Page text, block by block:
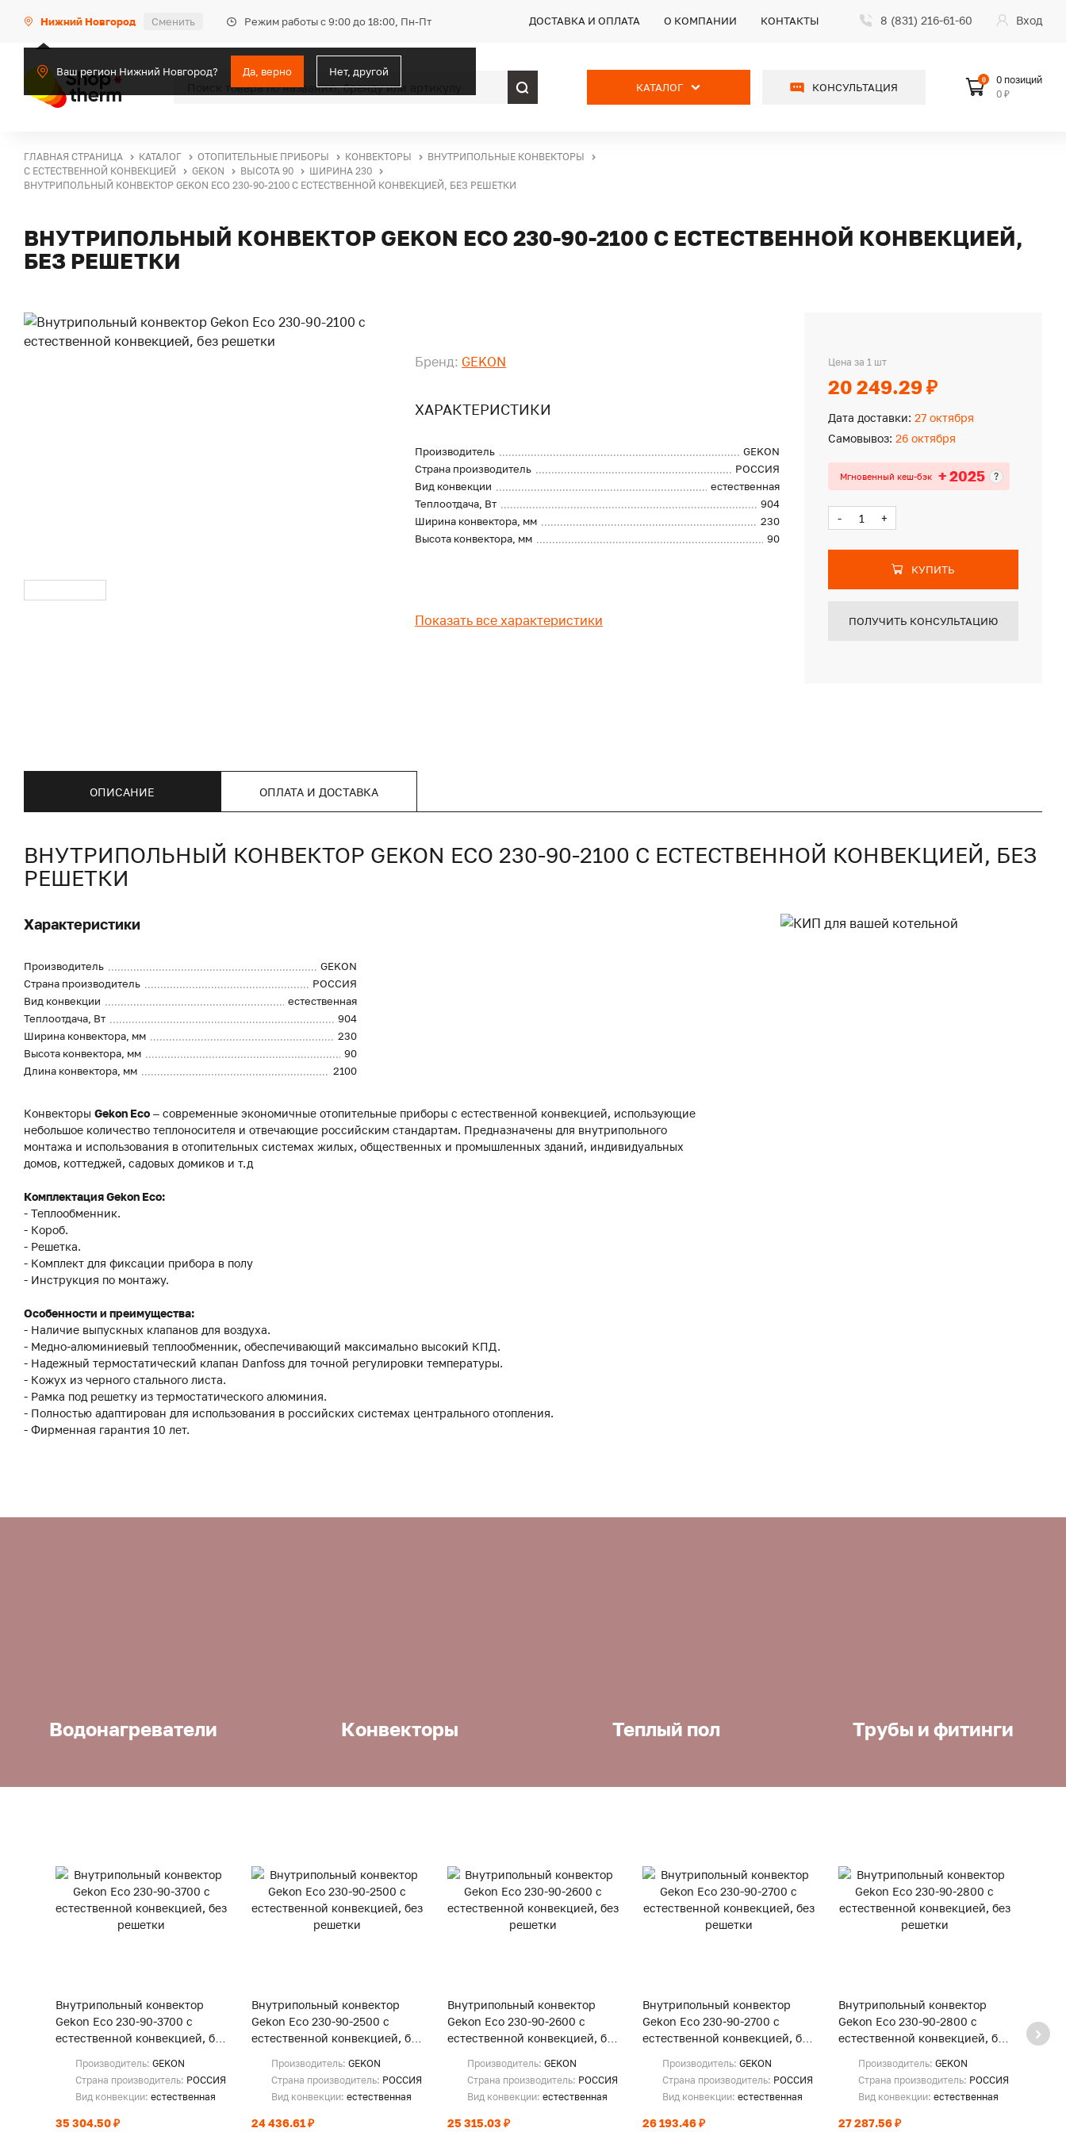
Нижний Новгород Сменить Режим работы с 9:00 до 18:00, Пн-Пт
Ваш регион Нижний Новгород? Да, верно Нет, другой
ДОСТАВКА И ОПЛАТА О КОМПАНИИ КОНТАКТЫ 8 (831) 216-61-60 Вход
КАТАЛОГ КОНСУЛЬТАЦИЯ
0
0 позиций
0 ₽
ГЛАВНАЯ СТРАНИЦА КАТАЛОГ ОТОПИТЕЛЬНЫЕ ПРИБОРЫ КОНВЕКТОРЫ
ВНУТРИПОЛЬНЫЕ КОНВЕКТОРЫ
С ЕСТЕСТВЕННОЙ КОНВЕКЦИЕЙ
GEKON ВЫСОТА 90
ШИРИНА 230
ВНУТРИПОЛЬНЫЙ КОНВЕКТОР GEKON ECO 230-90-2100 С ЕСТЕСТВЕННОЙ КОНВЕКЦИЕЙ, БЕЗ РЕШЕТКИ
ВНУТРИПОЛЬНЫЙ КОНВЕКТОР GEKON ECO 230-90-2100 С ЕСТЕСТВЕННОЙ КОНВЕКЦИЕЙ,
БЕЗ РЕШЕТКИ
Бренд: GEKON
ХАРАКТЕРИСТИКИ
Производитель
GEKON
Страна производитель
РОССИЯ
Вид конвекции
естественная
Теплоотдача, Вт
904
Ширина конвектора, мм
230
Высота конвектора, мм
90
Показать все характеристики
Цена за 1 шт
20 249.29 ₽
Дата доставки: 27 октября
Самовывоз: 26 октября
Мгновенный кеш-бэк + 2025 ?
- +
КУПИТЬ
ПОЛУЧИТЬ КОНСУЛЬТАЦИЮ
ОПИСАНИЕ ОПЛАТА И ДОСТАВКА
ВНУТРИПОЛЬНЫЙ КОНВЕКТОР GEKON ECO 230-90-2100 С ЕСТЕСТВЕННОЙ КОНВЕКЦИЕЙ, БЕЗ
РЕШЕТКИ
Характеристики
Производитель
GEKON
Страна производитель
РОССИЯ
Вид конвекции
естественная
Теплоотдача, Вт
904
Ширина конвектора, мм
230
Высота конвектора, мм
90
Длина конвектора, мм
2100
Конвекторы Gekon Eco – современные экономичные отопительные приборы с естественной конвекцией, использующие
небольшое количество теплоносителя и отвечающие российским стандартам. Предназначены для внутрипольного
монтажа и использования в отопительных системах жилых, общественных и промышленных зданий, индивидуальных
домов, коттеджей, садовых домиков и т.д
Комплектация Gekon Eco:
- Теплообменник.
- Короб.
- Решетка.
- Комплект для фиксации прибора в полу
- Инструкция по монтажу.
Особенности и преимущества:
- Наличие выпускных клапанов для воздуха.
- Медно-алюминиевый теплообменник, обеспечивающий максимально высокий КПД.
- Надежный термостатический клапан Danfoss для точной регулировки температуры.
- Кожух из черного стального листа.
- Рамка под решетку из термостатического алюминия.
- Полностью адаптирован для использования в российских системах центрального отопления.
- Фирменная гарантия 10 лет.
Водонагреватели Конвекторы Теплый пол Трубы и фитинги
Внутрипольный конвектор
Gekon Eco 230-90-3700 с
естественной конвекцией, без
Производитель: GEKON
Страна производитель: РОССИЯ
Вид конвекции: естественная
35 304.50 ₽
Внутрипольный конвектор
Gekon Eco 230-90-2500 с
естественной конвекцией, без
Производитель: GEKON
Страна производитель: РОССИЯ
Вид конвекции: естественная
24 436.61 ₽
Внутрипольный конвектор
Gekon Eco 230-90-2600 с
естественной конвекцией, без
Производитель: GEKON
Страна производитель: РОССИЯ
Вид конвекции: естественная
25 315.03 ₽
Внутрипольный конвектор
Gekon Eco 230-90-2700 с
естественной конвекцией, без
Производитель:GEKON
Страна производитель: РОССИЯ
Вид конвекции:естественная
26 193.46 ₽
Внутрипольный конвектор
Gekon Eco 230-90-2800 с
естественной конвекцией, без
Производитель:GEKON
Страна производитель: РОССИЯ
Вид конвекции:естественная
27 287.56 ₽